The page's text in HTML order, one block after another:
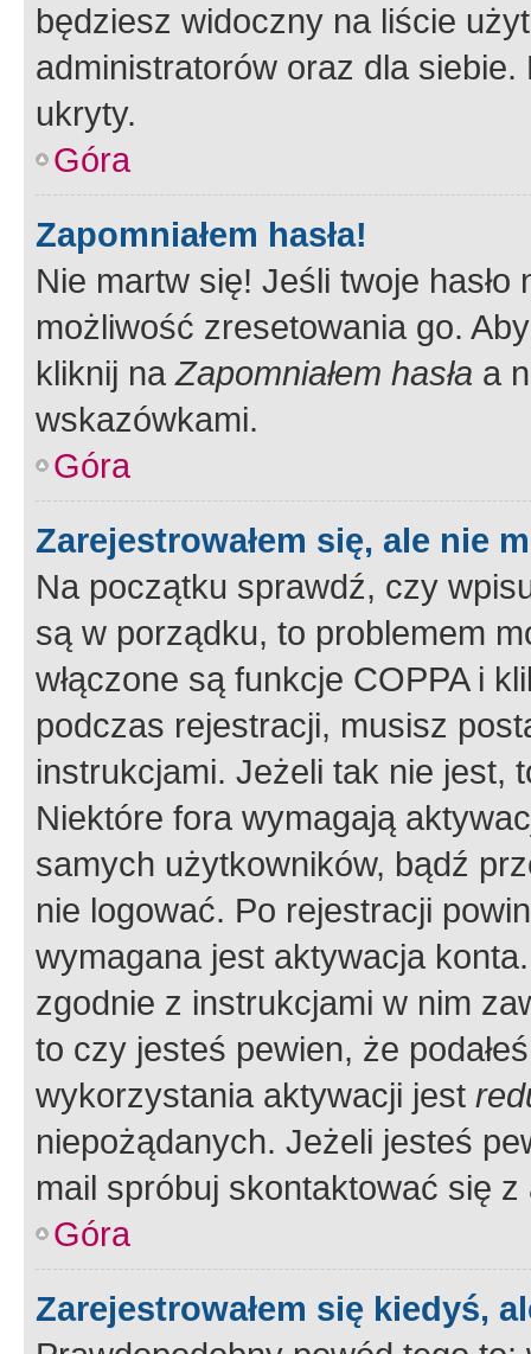
będziesz widoczny na liście
administratorów oraz dla
ukryty.
Góra
Zapomniałem hasła!
Nie martw się! Jeśli twoje
możliwość zresetowania go.
kliknij naZapomniałem hasła a
wskazówkami.
Góra
Zarejestrowałem się, ale nie
Na początku sprawdź, czy
są w porządku, to problemem
włączone są funkcje COPPA i
podczas rejestracji, musisz
instrukcjami. Jeżeli tak nie jest,
Niektóre fora wymagają
samych użytkowników, bądź
nie logować. Po rejestracji
wymagana jest aktywacja
zgodnie z instrukcjami w nim
to czy jesteś pewien, że
wykorzystania aktywacji jest
niepożądanych. Jeżeli jesteś
mail spróbuj skontaktować się
Góra
Zarejestrowałem się kiedyś,